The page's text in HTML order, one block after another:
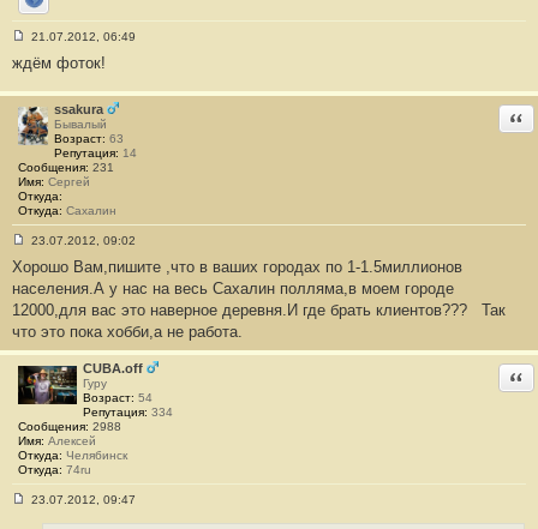
Сайт
о
о
б
щ
е
н
и
е
#
2
4
21.07.2012, 06:49
ждём фоток!
ssakura
Бывалый
Возраст: 63
Репутация: 14
Сообщения: 231
Имя: Сергей
Откуда:
Откуда: Сахалин
о
б
щ
н
и
е
#
2
23.07.2012, 09:02
Хорошо Вам,пишите ,что в ваших городах по 1-1.5миллионов
населения.А у нас на весь Сахалин полляма,в моем городе
12000,для вас это наверное деревня.И где брать клиентов???
Так
что это пока хобби,а не работа.
CUBA.off
Гуру
Возраст: 54
Репутация: 334
Сообщения: 2988
Имя: Алексей
Откуда: Челябинск
Откуда: 74ru
23.07.2012, 09:47